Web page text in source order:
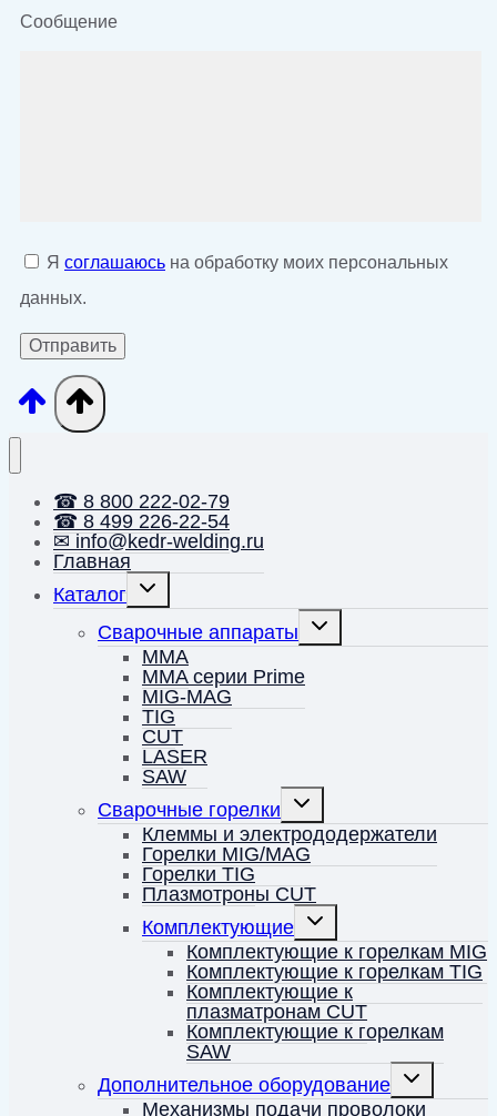
Сообщение
Я соглашаюсь на обработку моих персональных
данных.
☎ 8 800 222-02-79
☎ 8 499 226-22-54
✉ info@kedr-welding.ru
Главная
Каталог
Переключить
Сварочные аппараты
Переключить
MMA
MMA серии Prime
MIG-MAG
TIG
CUT
LASER
SAW
Сварочные горелки
Переключить
меню
Клеммы и электрододержатели
Горелки MIG/MAG
Горелки TIG
Плазмотроны CUT
Комплектующие
Переключить
меню
Комплектующие к горелкам MIG
Комплектующие к горелкам TIG
Комплектующие к
плазматронам CUT
Комплектующие к горелкам
SAW
Дополнительное оборудование
Переключить
меню
Механизмы подачи проволоки